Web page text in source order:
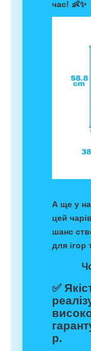
час! 👶✨
А ще у
цей
шанс
для
✅
р.